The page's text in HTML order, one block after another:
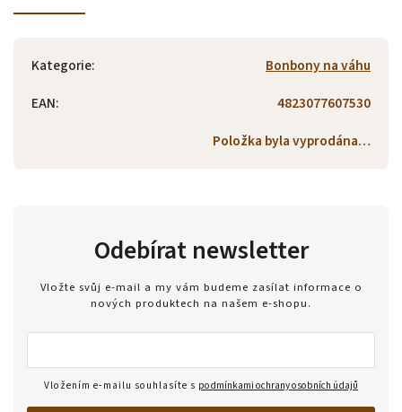
Kategorie:
Bonbony na váhu
EAN:
4823077607530
Položka byla vyprodána…
Odebírat newsletter
Vložte svůj e-mail a my vám budeme zasílat informace o
nových produktech na našem e-shopu.
Vložením e-mailu souhlasíte s podmínkami ochrany osobních údajů